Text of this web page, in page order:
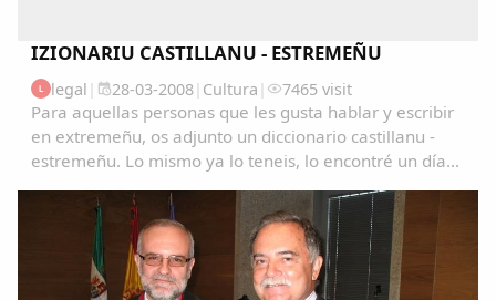
IZIONARIU CASTILLANU - ESTREMEÑU
L legal | 28-03-2008| Cultura | 7465 visit
Para aquellas personas que les gusta hablar y escribir
en extremeñu, os adjunto un diccionario castillanu -
estremeñu. Lo mismo ya lo teneis, lo encontré un día
contareis que os parece. Saludos...